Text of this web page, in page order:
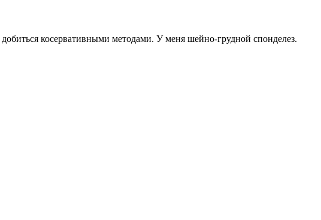
косервативными методами. У меня шейно-грудной спонделез.